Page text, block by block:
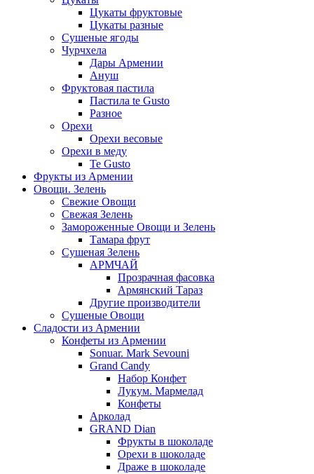
Цукаты фруктовые
Цукаты разные
Сушеные ягоды
Чурчхела
Дары Армении
Ануш
Фруктовая пастила
Пастила te Gusto
Разное
Орехи
Орехи весовые
Орехи в меду
Te Gusto
Фрукты из Армении
Овощи. Зелень
Свежие Овощи
Свежая Зелень
Замороженные Овощи и Зелень
Тамара фрут
Сушеная Зелень
АРМЧАЙ
Прозрачная фасовка
Армянский Тараз
Другие производители
Сушеные Овощи
Сладости из Армении
Конфеты из Армении
Sonuar. Mark Sevouni
Grand Candy
Набор Конфет
Лукум. Мармелад
Конфеты
Арколад
GRAND Dian
Фрукты в шоколаде
Орехи в шоколаде
Драже в шоколаде